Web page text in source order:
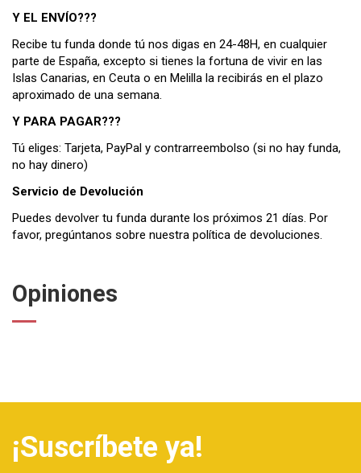
Y EL ENVÍO???
Recibe tu funda donde tú nos digas en 24-48H, en cualquier
parte de España, excepto si tienes la fortuna de vivir en las
Islas Canarias, en Ceuta o en Melilla la recibirás en el plazo
aproximado de una semana.
Y PARA PAGAR???
Tú eliges: Tarjeta, PayPal y contrarreembolso (si no hay funda,
no hay dinero)
Servicio de Devolución
Puedes devolver tu funda durante los próximos 21 días. Por
favor, pregúntanos sobre nuestra política de devoluciones.
Opiniones
¡Suscríbete ya!